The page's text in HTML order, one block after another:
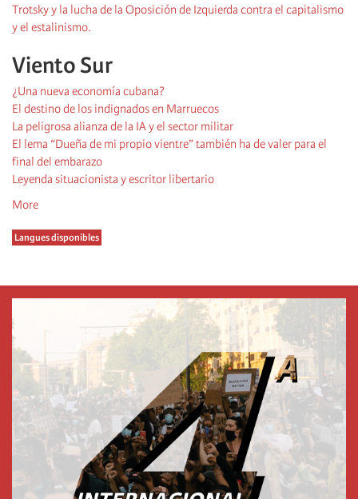
Trotsky y la lucha de la Oposición de Izquierda contra el capitalismo
y el estalinismo.
Viento Sur
¿Una nueva economía cubana?
El destino de los indignados en Marruecos
La peligrosa alianza de la IA y el sector militar
El lema “Dueña de mi propio vientre” también ha de valer para el
final del embarazo
Leyenda situacionista y escritor libertario
More
Langues disponibles